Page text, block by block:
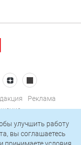
Реклама
улучшить работу
вы соглашаетесь